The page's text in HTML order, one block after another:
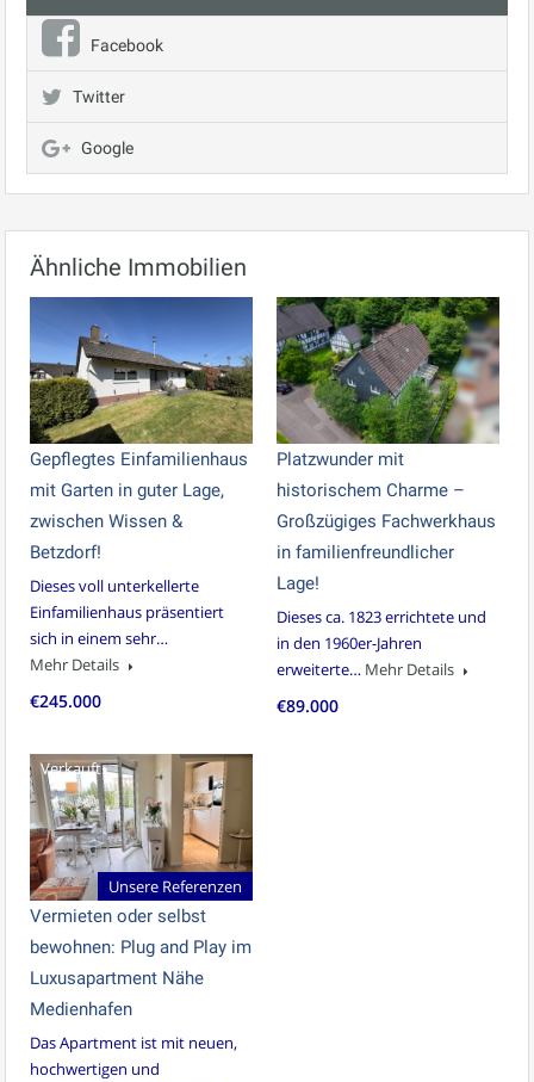
Facebook
Twitter
Google
Ähnliche Immobilien
Gepflegtes Einfamilienhaus
mit Garten in guter Lage,
zwischen Wissen &
Betzdorf!
Dieses voll unterkellerte
Einfamilienhaus präsentiert
sich in einem sehr…
Mehr Details
€245.000
Platzwunder mit
historischem Charme –
Großzügiges Fachwerkhaus
in familienfreundlicher
Lage!
Dieses ca. 1823 errichtete und
in den 1960er-Jahren
erweiterte… Mehr Details
€89.000
Verkauft
Unsere Referenzen
Vermieten oder selbst
bewohnen: Plug and Play im
Luxusapartment Nähe
Medienhafen
Das Apartment ist mit neuen,
hochwertigen und